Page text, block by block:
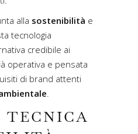
alla sostenibilità e
tecnologia
credibile ai
operativa e pensata
di brand attenti